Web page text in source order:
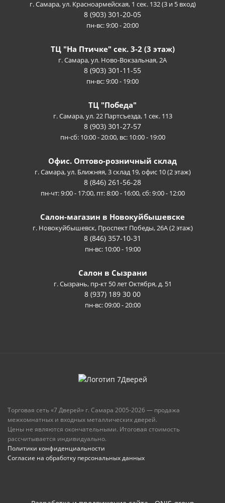
г. Самара, ул. Красноармейская, 1 сек. 132 (3 и 5 вход)
8 (903) 301-20-05
пн-вс: 9:00 - 20:00
ТЦ "На Птичке" сек. 3-2 (3 этаж)
г. Самара, ул. Ново-Вокзальная, 2А
8 (903) 301-11-55
пн-вс: 9:00 - 19:00
ТЦ "Победа"
г. Самара, ул. 22 Партсъезда, 1 сек. 113
8 (903) 301-27-57
пн-сб: 10:00 - 20:00, вс: 10:00 - 19:00
Офис. Оптово-розничный склад
г. Самара, ул. Ближняя, 3 склад 19, офис 10 (2 этаж)
8 (846) 261-56-28
пн-чт: 9:00 - 17:00, пт: 8:00 - 16:00, сб: 9:00 - 12:00
Салон-магазин в Новокуйбышевске
г. Новокуйбышевск, Проспект Победы, 26А (2 этаж)
8 (846) 357-10-31
пн-вс: 10:00 - 19:00
Салон в Сызрани
г. Сызрань, пр-кт 50 лет Октября, д. 51
8 (937) 189 30 00
пн-вс: 09:00 - 20:00
Торговая сеть «7 Дверей» г. Самара 2005-2026 — продажа
межкомнатных и входных металлических дверей.
Цены не являются окончательными. Итоговая стоимость
рассчитывается индивидуально.
Политики конфиденциальности
Согласие на обработку персональных данных